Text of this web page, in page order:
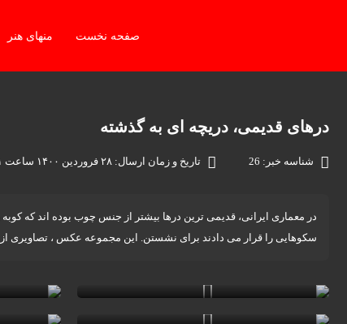
صفحه نخست منهای هنر
درهای قدیمی، دریچه ای به گذشته
شناسه خبر: 26 تاریخ و زمان ارسال: ۲۸ فروردین ۱۴۰۰ ساعت ۰۹:۰۱
در معماری ایرانی، قدیمی ترین درها بیشتر از جنس چوب بوده اند که
سکوهایی را قرار می دادند برای نشستن. این مجموعه عکس ، تصاویری